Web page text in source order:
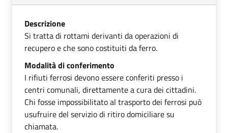
Descrizione
Si tratta di rottami derivanti da operazioni di
recupero e che sono costituiti da ferro.
Modalità di conferimento
I rifiuti ferrosi devono essere conferiti presso i
centri comunali, direttamente a cura dei cittadini.
Chi fosse impossibilitato al trasporto dei ferrosi può
usufruire del servizio di ritiro domiciliare su
chiamata.